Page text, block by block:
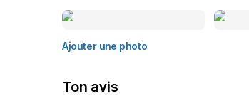
Ajouter une photo
Ton avis